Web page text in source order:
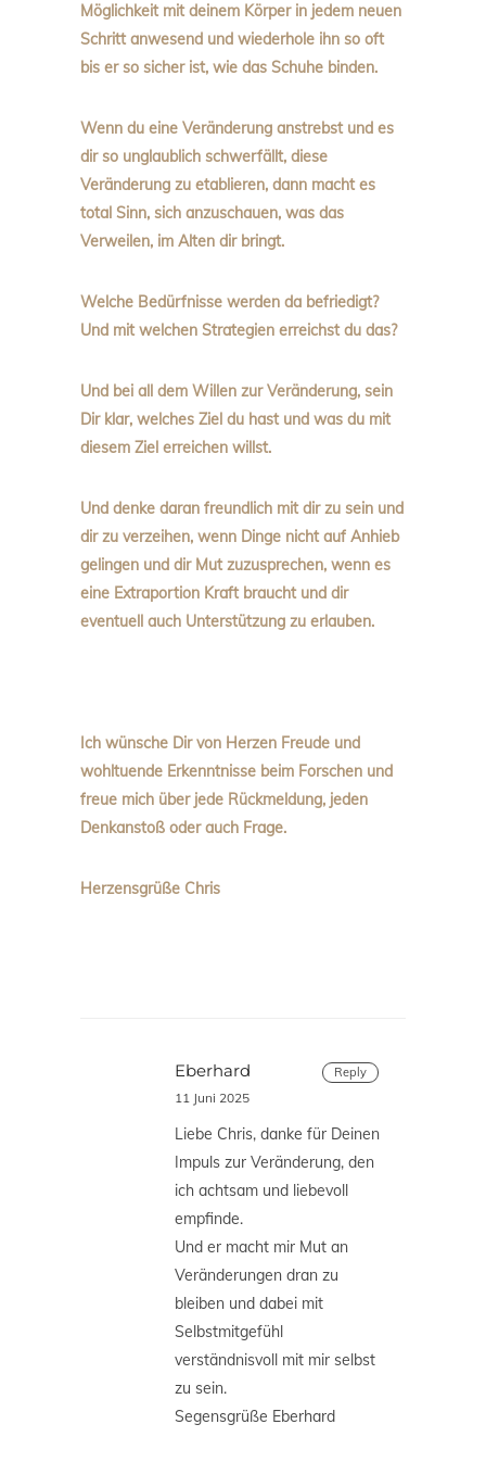
Möglichkeit mit deinem Körper in jedem neuen
Schritt anwesend und wiederhole ihn so oft
bis er so sicher ist, wie das Schuhe binden.
Wenn du eine Veränderung anstrebst und es
dir so unglaublich schwerfällt, diese
Veränderung zu etablieren, dann macht es
total Sinn, sich anzuschauen, was das
Verweilen, im Alten dir bringt.
Welche Bedürfnisse werden da befriedigt?
Und mit welchen Strategien erreichst du das?
Und bei all dem Willen zur Veränderung, sein
Dir klar, welches Ziel du hast und was du mit
diesem Ziel erreichen willst.
Und denke daran freundlich mit dir zu sein und
dir zu verzeihen, wenn Dinge nicht auf Anhieb
gelingen und dir Mut zuzusprechen, wenn es
eine Extraportion Kraft braucht und dir
eventuell auch Unterstützung zu erlauben.
Ich wünsche Dir von Herzen Freude und
wohltuende Erkenntnisse beim Forschen und
freue mich über jede Rückmeldung, jeden
Denkanstoß oder auch Frage.
Herzensgrüße Chris
Reply
Eberhard
11 Juni 2025
Liebe Chris, danke für Deinen
Impuls zur Veränderung, den
ich achtsam und liebevoll
empfinde.
Und er macht mir Mut an
Veränderungen dran zu
bleiben und dabei mit
Selbstmitgefühl
verständnisvoll mit mir selbst
zu sein.
Segensgrüße Eberhard